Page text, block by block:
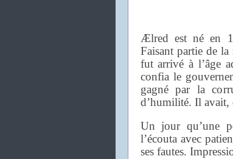
Ælred est né en
Faisant partie de
fut arrivé à l’âge
confia le
gagné par la
d’humilité. Il avait,
Un jour qu’une
l’écouta avec
ses fautes.